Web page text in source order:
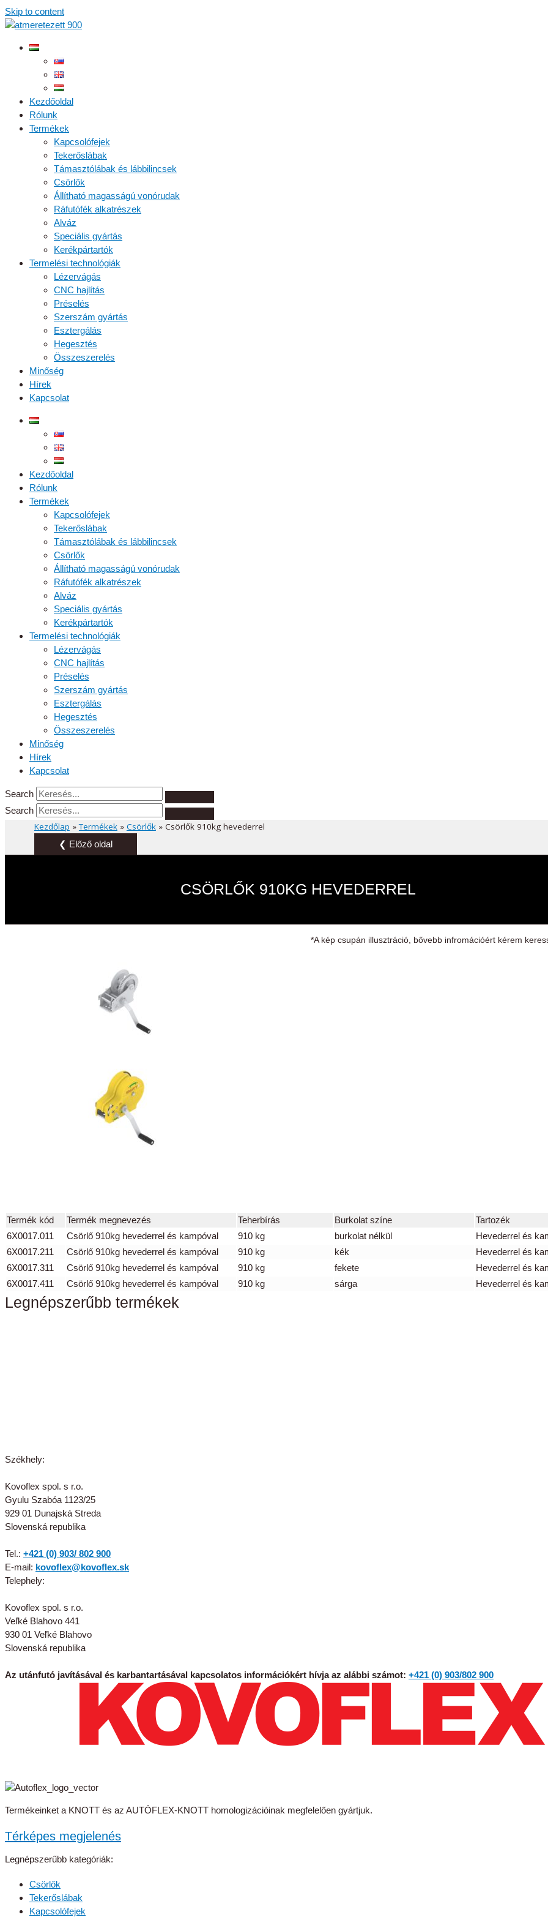
Skip to content
Kezdőoldal
Rólunk
Termékek
Kapcsolófejek
Tekerőslábak
Támasztólábak és lábbilincsek
Csörlők
Állítható magasságú vonórudak
Ráfutófék alkatrészek
Alváz
Speciális gyártás
Kerékpártartók
Termelési technológiák
Lézervágás
CNC hajlítás
Préselés
Szerszám gyártás
Esztergálás
Hegesztés
Összeszerelés
Minőség
Hírek
Kapcsolat
Kezdőoldal
Rólunk
Termékek
Kapcsolófejek
Tekerőslábak
Támasztólábak és lábbilincsek
Csörlők
Állítható magasságú vonórudak
Ráfutófék alkatrészek
Alváz
Speciális gyártás
Kerékpártartók
Termelési technológiák
Lézervágás
CNC hajlítás
Préselés
Szerszám gyártás
Esztergálás
Hegesztés
Összeszerelés
Minőség
Hírek
Kapcsolat
Search
Search
Kezdőlap »Termékek» Csörlők» Csörlők 910kg hevederrel
❮ Előző oldal
CSÖRLŐK 910KG HEVEDERREL
*A kép csupán illusztráció, bővebb infromációért kérem
Termék kód Termék megnevezés Teherbírás Burkolat színe
Tartozék
6X0017.011
Csörlő 910kg hevederrel és kampóval 910 kg burkolat nélkül
Hevederrel és
6X0017.211
Csörlő 910kg hevederrel és kampóval 910 kg kék
Hevederrel és
6X0017.311
Csörlő 910kg hevederrel és kampóval 910 kg fekete
Hevederrel és
6X0017.411
Csörlő 910kg hevederrel és kampóval 910 kg sárga Hevederrel és
Legnépszerűbb termékek
Székhely:
Kovoflex spol. s r.o.
Gyulu Szabóa 1123/25
929 01 Dunajská Streda
Slovenská republika
Tel.: +421 (0) 903/ 802 900
E-mail: kovoflex@kovoflex.sk
Telephely:
Kovoflex spol. s r.o.
Veľké Blahovo 441
930 01 Veľké Blahovo
Slovenská republika
Az utánfutó javításával és karbantartásával kapcsolatos információkért hívja az alábbi számot: +421 (0) 903/802 900
Termékeinket a KNOTT és az AUTÓFLEX-KNOTT homologizációinak megfelelően gyártjuk.
Térképes megjelenés
Legnépszerűbb kategóriák:
Csörlők
Tekerőslábak
Kapcsolófejek